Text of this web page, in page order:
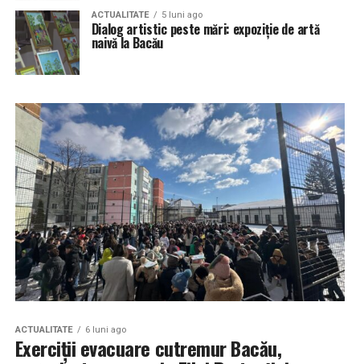
ACTUALITATE 5 luni ago
Dialog artistic peste mări: expoziție de artă
naivă la Bacău
ACTUALITATE 6 luni ago
Exerciții evacuare cutremur Bacău,